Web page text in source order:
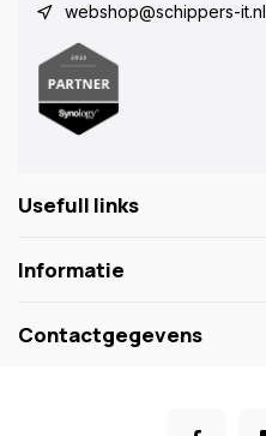
webshop@schippers-it.nl
Usefull links
Informatie
Contactgegevens